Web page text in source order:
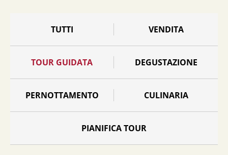
TUTTI VENDITA
TOUR GUIDATA DEGUSTAZIONE
PERNOTTAMENTO CULINARIA
PIANIFICA TOUR